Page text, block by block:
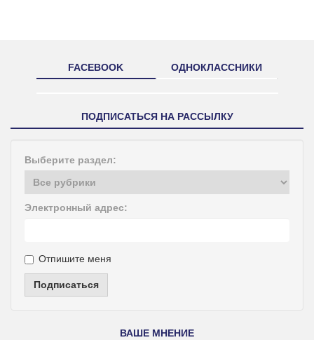
FACEBOOK ОДНОКЛАССНИКИ
ПОДПИСАТЬСЯ НА РАССЫЛКУ
Выберите раздел:
Электронный адрес:
Отпишите меня
Подписаться
ВАШЕ МНЕНИЕ